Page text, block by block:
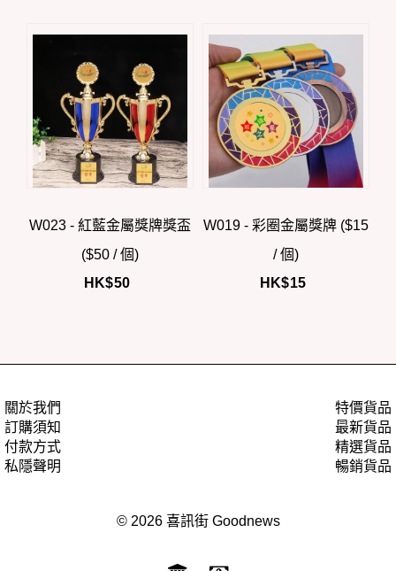
W023 - 紅藍金屬獎牌獎盃
($50 / 個)
HK$50
W019 - 彩圈金屬獎牌 ($15
/ 個)
HK$15
關於我們
訂購須知
付款方式
私隱聲明
特價貨品
最新貨品
精選貨品
暢銷貨品
© 2026 喜訊街 Goodnews